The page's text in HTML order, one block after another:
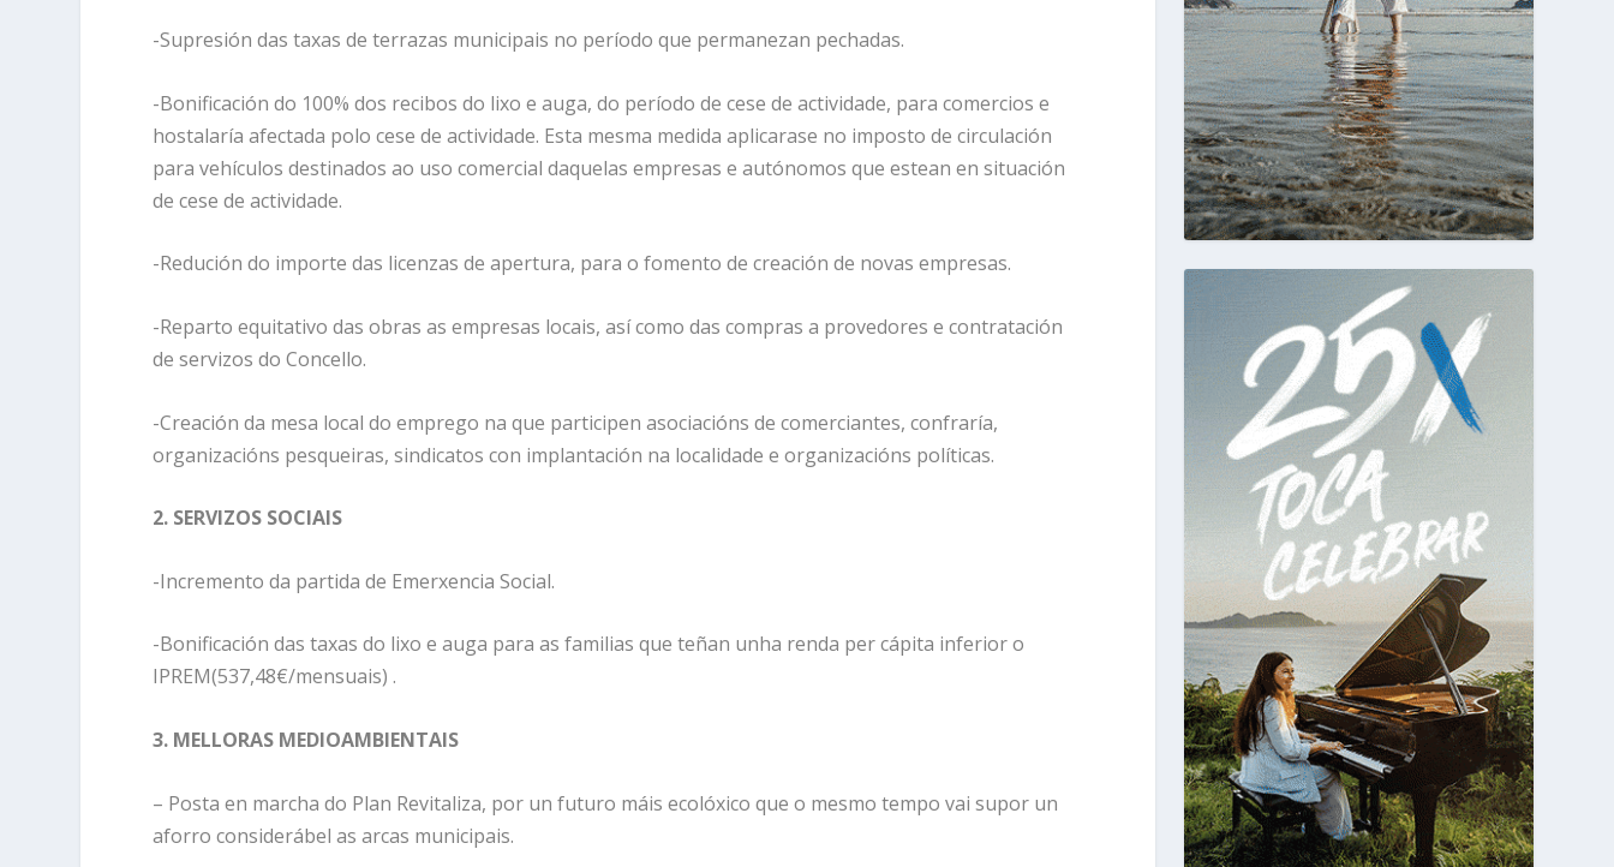
-Supresión das taxas de terrazas municipais no período que permanezan pechadas.
-Bonificación do 100% dos recibos do lixo e auga, do período de cese de actividade, para comercios e
hostalaría afectada polo cese de actividade. Esta mesma medida aplicarase no imposto de circulación
para vehículos destinados ao uso comercial daquelas empresas e autónomos que estean en situación
de cese de actividade.
-Redución do importe das licenzas de apertura, para o fomento de creación de novas empresas.
-Reparto equitativo das obras as empresas locais, así como das compras a provedores e contratación
de servizos do Concello.
-Creación da mesa local do emprego na que participen asociacións de comerciantes, confraría,
organizacións pesqueiras, sindicatos con implantación na localidade e organizacións políticas.
2. SERVIZOS SOCIAIS
-Incremento da partida de Emerxencia Social.
-Bonificación das taxas do lixo e auga para as familias que teñan unha renda per cápita inferior o
IPREM(537,48€/mensuais) .
3. MELLORAS MEDIOAMBIENTAIS
– Posta en marcha do Plan Revitaliza, por un futuro máis ecolóxico que o mesmo tempo vai supor un
aforro considerábel as arcas municipais.